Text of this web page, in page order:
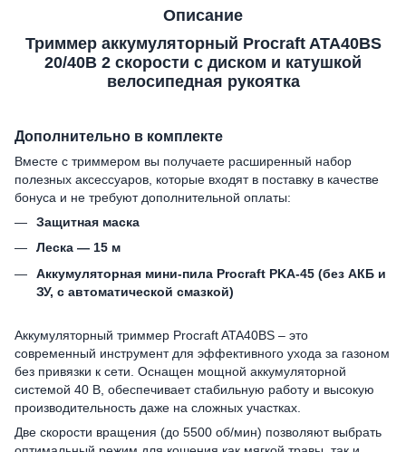
Описание
Триммер аккумуляторный Procraft ATA40BS
20/40В 2 скорости с диском и катушкой
велосипедная рукоятка
Дополнительно в комплекте
Вместе с триммером вы получаете расширенный набор
полезных аксессуаров, которые входят в поставку в качестве
бонуса и не требуют дополнительной оплаты:
Защитная маска
Леска — 15 м
Аккумуляторная мини-пила Procraft PKA-45 (без АКБ и
ЗУ, с автоматической смазкой)
Аккумуляторный триммер Procraft ATA40BS – это
современный инструмент для эффективного ухода за газоном
без привязки к сети. Оснащен мощной аккумуляторной
системой 40 В, обеспечивает стабильную работу и высокую
производительность даже на сложных участках.
Две скорости вращения (до 5500 об/мин) позволяют выбрать